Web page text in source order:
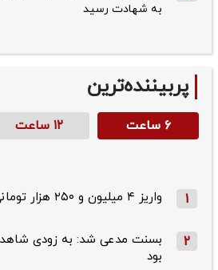
به شهادت رسید
پربیننده‌ترین
واریز ۴ میلیون و ۲۵۰ هزار تومانی
بسنت مدعی شد: به زودی شاهد